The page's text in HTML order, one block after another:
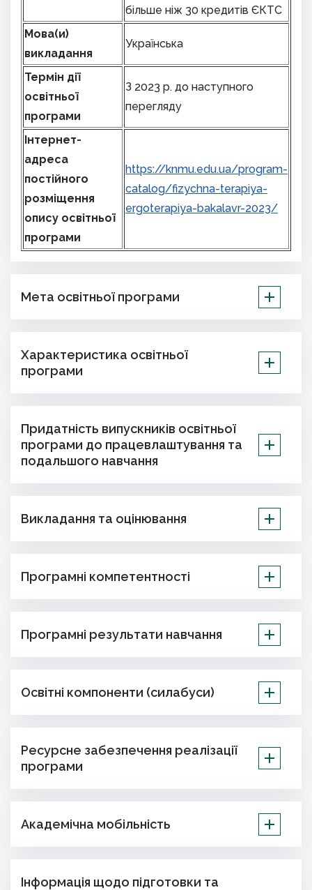
більше ніж 30 кредитів ЄКТС
Мова(и)
викладання
Українська
Термін дії
освітньої
програми
З 2023 р. до наступного
перегляду
Інтернет-
адреса
постійного
розміщення
опису освітньої
програми
https://knmu.edu.ua/program-
catalog/fizychna-terapiya-
ergoterapiya-bakalavr-2023/
Мета освітньої програми
Характеристика освітньої
програми
Придатність випускників освітньої
програми до працевлаштування та
подальшого навчання
Викладання та оцінювання
Програмні компетентності
Програмні результати навчання
Освітні компоненти (силабуси)
Ресурсне забезпечення реалізації
програми
Академічна мобільність
Інформація щодо підготовки та